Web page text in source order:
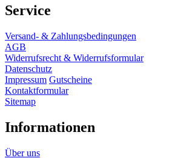
Service
Versand- & Zahlungsbedingungen
AGB
Widerrufsrecht & Widerrufsformular
Datenschutz
Impressum Gutscheine
Kontaktformular
Sitemap
Informationen
Über uns